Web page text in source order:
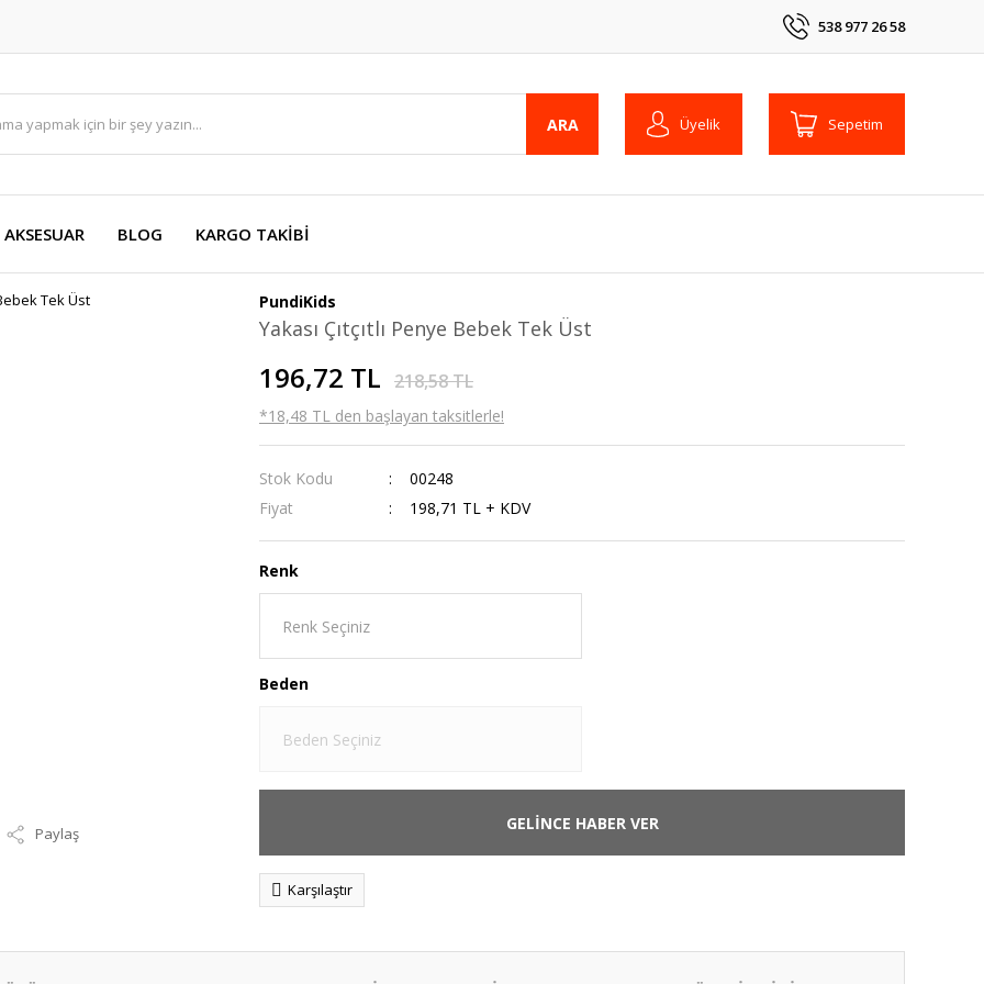
538 977 26 58
ARA Üyelik Sepetim
AKSESUAR BLOG KARGO TAKİBİ
Paylaş
PundiKids
Yakası Çıtçıtlı Penye Bebek Tek Üst
196,72 TL 218,58 TL
*18,48 TL den başlayan taksitlerle!
Stok Kodu
00248
Fiyat
198,71 TL + KDV
Renk
Beden
GELİNCE HABER VER
Karşılaştır